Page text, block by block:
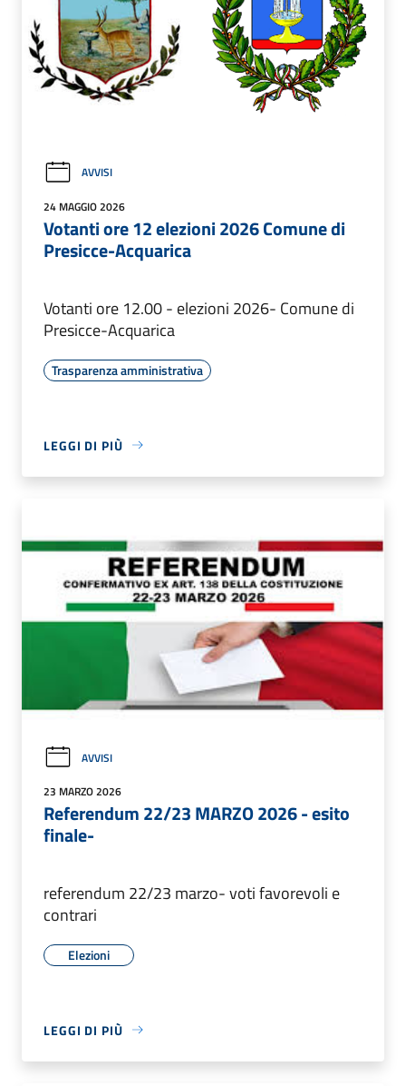
AVVISI
24 MAGGIO 2026
Votanti ore 12 elezioni 2026 Comune di
Presicce-Acquarica
Votanti ore 12.00 - elezioni 2026- Comune di
Presicce-Acquarica
Trasparenza amministrativa
LEGGI DI PIÙ
AVVISI
23 MARZO 2026
Referendum 22/23 MARZO 2026 - esito
finale-
referendum 22/23 marzo- voti favorevoli e
contrari
Elezioni
LEGGI DI PIÙ